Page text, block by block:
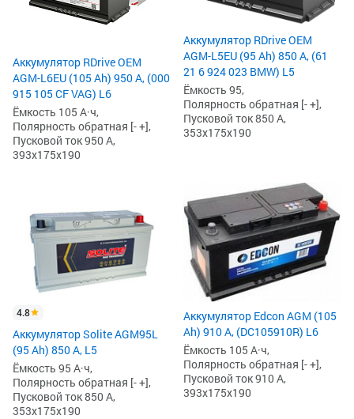
Аккумулятор RDrive OEM
AGM-L6EU (105 Ah) 950 А, (000
915 105 CF VAG) L6
Ёмкость 105 А·ч,
Полярность обратная [- +],
Пусковой ток 950 А,
393x175x190
Аккумулятор RDrive OEM
AGM-L5EU (95 Ah) 850 А, (61
21 6 924 023 BMW) L5
Ёмкость 95,
Полярность обратная [- +],
Пусковой ток 850 А,
353x175x190
4.8
Аккумулятор Solite AGM95L
(95 Ah) 850 А, L5
Ёмкость 95 А·ч,
Полярность обратная [- +],
Пусковой ток 850 А,
353x175x190
Аккумулятор Edcon AGM (105
Ah) 910 А, (DC105910R) L6
Ёмкость 105 А·ч,
Полярность обратная [- +],
Пусковой ток 910 А,
393x175x190